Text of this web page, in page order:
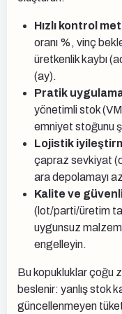
Hızlı kontrol
oranı %, vinç
üretkenlik kaybı
(ay).
Pratik
yönetimli stok
emniyet stoğunu
Lojistik
çapraz sevkiyat
ara depolamayı
Kalite ve
(lot/parti/üretim
uygunsuz
engelleyin.
Bu kopukluklar çoğu
beslenir: yanlış stok
güncellenmeyen